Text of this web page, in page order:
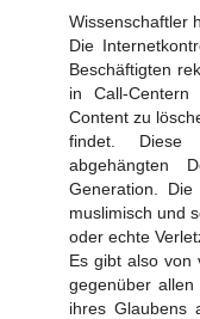
Wissenschaftler
Die
Beschäftigten
in Call-Centern
Content zu
findet. Diese
abgehängten
Generation.
muslimisch und
oder echte
Es gibt also von
gegenüber
ihres Glaubens